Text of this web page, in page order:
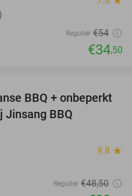
Regulier €54
€34,50
21%
BBQ + onbeperkt
Jinsang BBQ
9.8 star
Regulier €48,50